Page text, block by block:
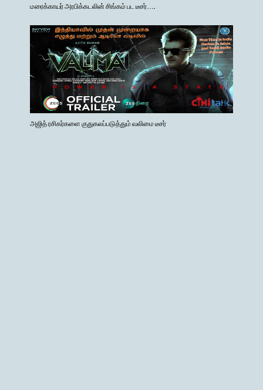
மரைக்காயர் அரபிக்கடலின் சிங்கம் பட டீசர்….
அஜித் ரசிகர்களை குதுகலப்படுத்தும் வலிமை டீசர்